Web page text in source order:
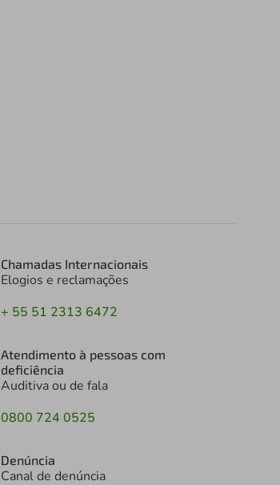
Chamadas Internacionais
Elogios e reclamações
+ 55 51 2313 6472
Atendimento à pessoas com
deficiência
Auditiva ou de fala
0800 724 0525
Denúncia
Canal de denúncia